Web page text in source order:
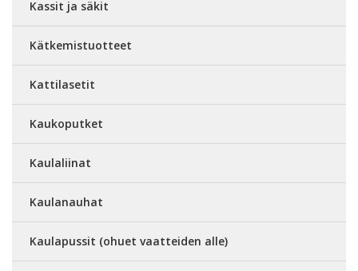
Kassit ja säkit
Kätkemistuotteet
Kattilasetit
Kaukoputket
Kaulaliinat
Kaulanauhat
Kaulapussit (ohuet vaatteiden alle)